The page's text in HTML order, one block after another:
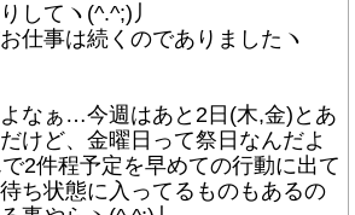
してヽ(^.^;)丿
仕事は続くのでありましたヽ
なぁ…今週はあと2日(木,金)とあ
けど、金曜日って祭日なんだよ
2件程予定を早めての行動に出て
ち状態に入ってるものもあるの